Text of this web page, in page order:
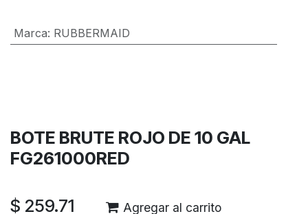
Marca: RUBBERMAID
BOTE BRUTE ROJO DE 10 GAL
FG261000RED
$ 259.71 Agregar al carrito